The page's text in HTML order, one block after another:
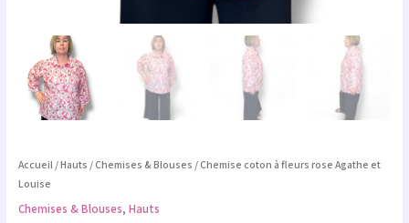
Accueil /Hauts / Chemises & Blouses / Chemise coton à fleurs rose Agathe et
Louise
Chemises & Blouses, Hauts